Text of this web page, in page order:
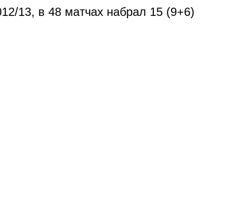
13, в 48 матчах набрал 15 (9+6)